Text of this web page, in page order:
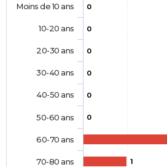
0
0
0
0
0
0
1
Moins de 10 ans
10-20 ans
20-30 ans
30-40 ans
40-50 ans
50-60 ans
60-70 ans
70-80 ans